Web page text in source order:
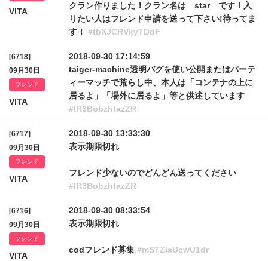
VITA
クラン作りました！クラン名は star です！入
りたい人はフレンド申請を送って下さい!待ってま
す！ #tbXJCRVkyTDdF
[6718]
09月30日
フレンド
VITA
2018-09-30 17:14:59
taiger-machine透明バグを使い公開またはパーテ
ィーマッチで荒らし中、本人は「コンテナの上に
居るよ」「場外に居るよ」等と供述しています
#IR3BobzhtazZR
[6717]
09月30日
フレンド
VITA
2018-09-30 13:33:30
表示期限切れ
フレンド少ないのでどんどん送ってください
#IR3BobzhtazZR
[6716]
09月30日
フレンド
VITA
2018-09-30 08:33:54
表示期限切れ
codフレンド募集 #mSTZIaUcwU1dr